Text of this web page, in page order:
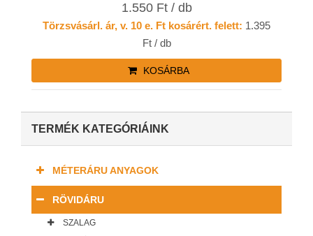
1.550 Ft / db
Törzsvásárl. ár, v. 10 e. Ft kosárért. felett: 1.395
Ft / db
KOSÁRBA
TERMÉK KATEGÓRIÁINK
MÉTERÁRU ANYAGOK
RÖVIDÁRU
SZALAG